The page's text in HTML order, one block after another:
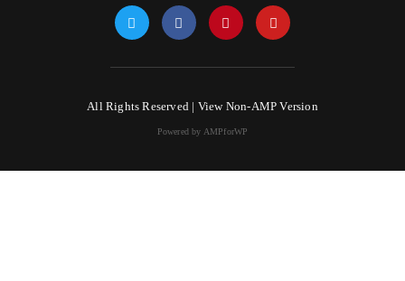
All Rights Reserved | View Non-AMP Version
Powered by AMPforWP